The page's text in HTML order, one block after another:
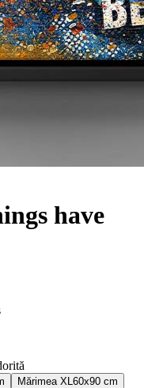
have
Mărimea XL 60x90 cm